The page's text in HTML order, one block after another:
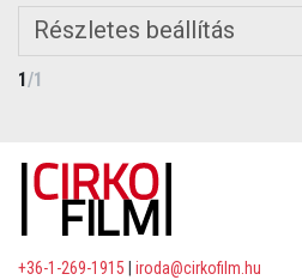
Részletes beállítás
1/1
+36-1-269-1915
iroda@cirkofilm.hu